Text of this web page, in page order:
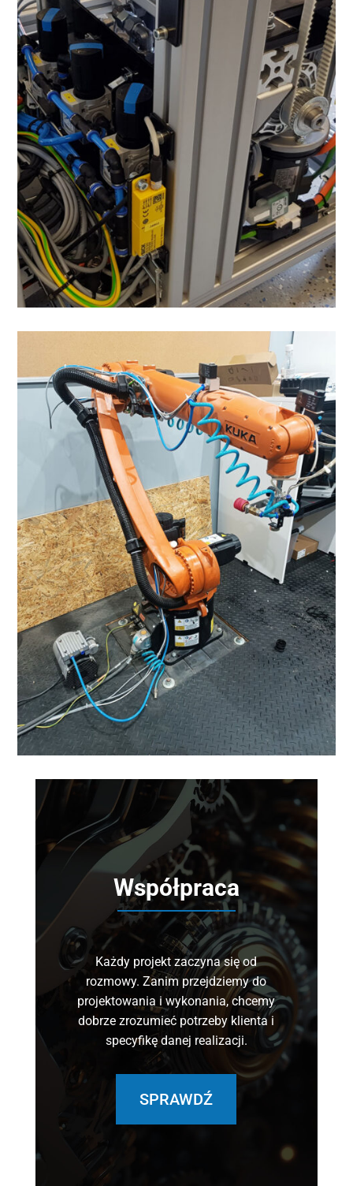
Współpraca
Każdy projekt zaczyna się od
rozmowy. Zanim przejdziemy do
projektowania i wykonania, chcemy
dobrze zrozumieć potrzeby klienta i
specyfikę danej realizacji.
SPRAWDŹ